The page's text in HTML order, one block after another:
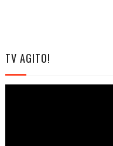
TV AGITO!